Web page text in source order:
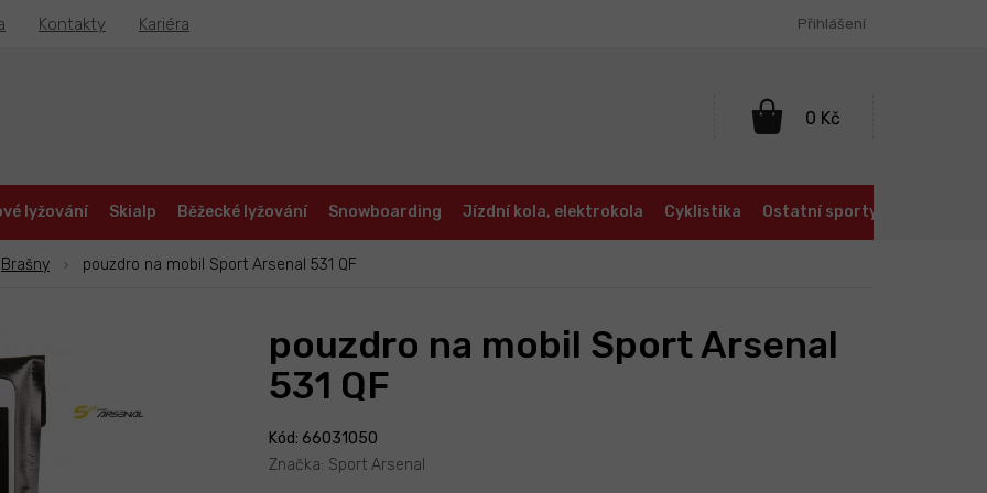
Kontakty Kariéra Přihlášení
NÁKUPNÍ
lyžování Skialp Běžecké lyžování Snowboarding Jízdní kola, elektrokola Cyklistika Ostatní sporty
Brašny pouzdro na mobil Sport Arsenal 531 QF
pouzdro na mobil Sport Arsenal
531 QF
Kód: 66031050
Značka: Sport Arsenal